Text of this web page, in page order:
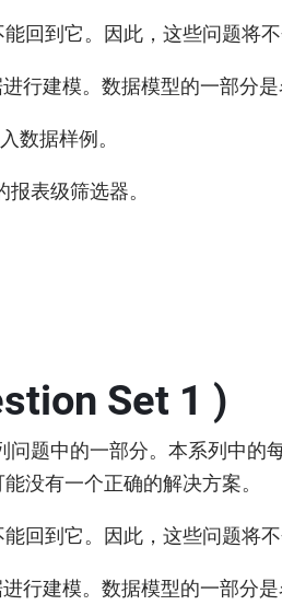
回到它。因此，这些问题将不
行建模。数据模型的一部分
数据样例。
表级筛选器。
Set 1 )
题中的一部分。本系列中
没有一个正确的解决方案。
回到它。因此，这些问题将不
行建模。数据模型的一部分